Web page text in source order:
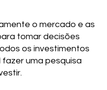
o mercado e as
tomar decisões
os investimentos
fazer uma pesquisa